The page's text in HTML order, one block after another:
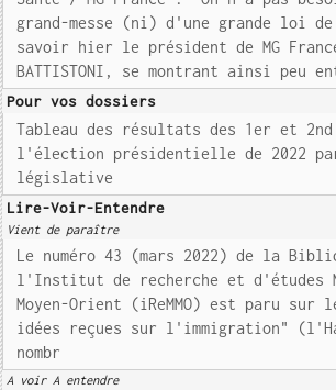
grand-messe (ni) d'une grande loi
savoir hier le président de MG
BATTISTONI, se montrant ainsi peu
Pour vos dossiers
Tableau des résultats des 1er et
l'élection présidentielle de 2022
législative
Lire-Voir-Entendre
Vient de paraître
Le numéro 43 (mars 2022) de la
l'Institut de recherche et d'études
Moyen-Orient (iReMMO) est paru sur
idées reçues sur l'immigration"
nombr
A voir A entendre